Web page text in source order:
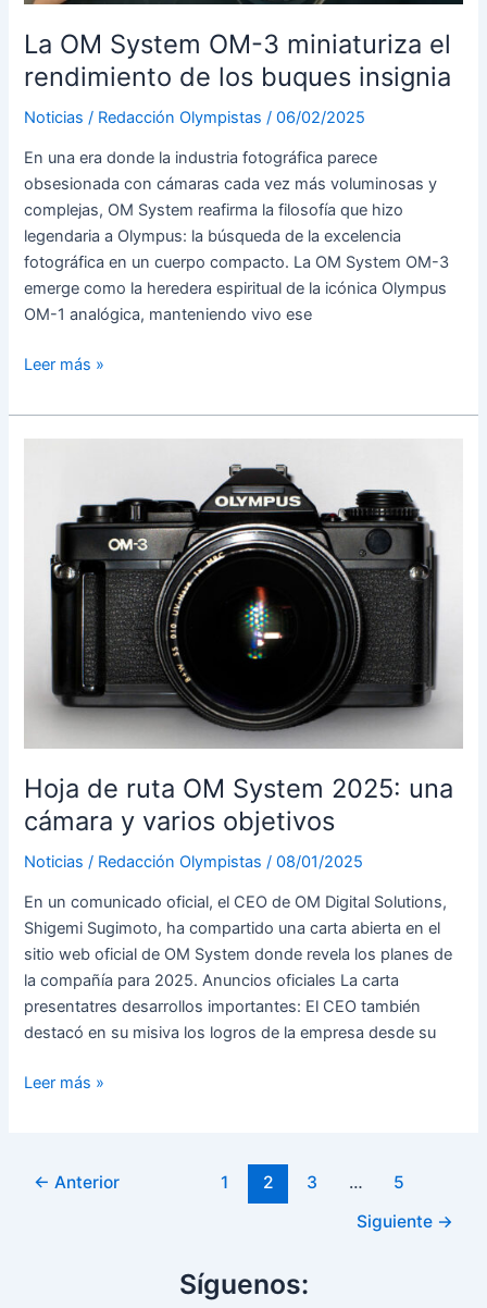
más
estabilizado
y
con
sellado
La OM System OM-3 miniaturiza el
rendimiento de los buques insignia
Noticias / Redacción Olympistas /06/02/2025
En una era donde la industria fotográfica parece
obsesionada con cámaras cada vez más voluminosas y
complejas, OM System reafirma la filosofía que hizo
legendaria a Olympus: la búsqueda de la excelencia
fotográfica en un cuerpo compacto. La OM System OM-3
emerge como la heredera espiritual de la icónica Olympus
OM-1 analógica, manteniendo vivo ese
La
System
OM-
rendimiento
Leer más »
Hoja de ruta OM System 2025: una
cámara y varios objetivos
Noticias / Redacción Olympistas/08/01/2025
En un comunicado oficial, el CEO de OM Digital Solutions,
Shigemi Sugimoto, ha compartido una carta abierta en el
sitio web oficial de OM System donde revela los planes de
la compañía para 2025. Anuncios oficiales La carta
presentatres desarrollos importantes: El CEO también
destacó en su misiva los logros de la empresa desde su
Hoja
System
Leer más »
Paginación
← Anterior 1 2 3 …
5
Siguiente →
Síguenos: